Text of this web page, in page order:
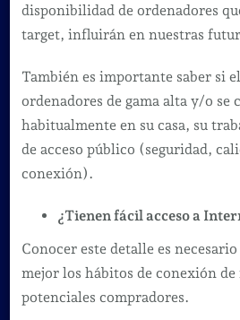
disponibilidad de ordenadores
target, influirán en nuestras
También es importante saber si
ordenadores de gama alta y/o se
habitualmente en su casa, su
de acceso público (seguridad,
conexión).
¿Tienen fácil acceso a
Conocer este detalle es
mejor los hábitos de conexión de
potenciales compradores.